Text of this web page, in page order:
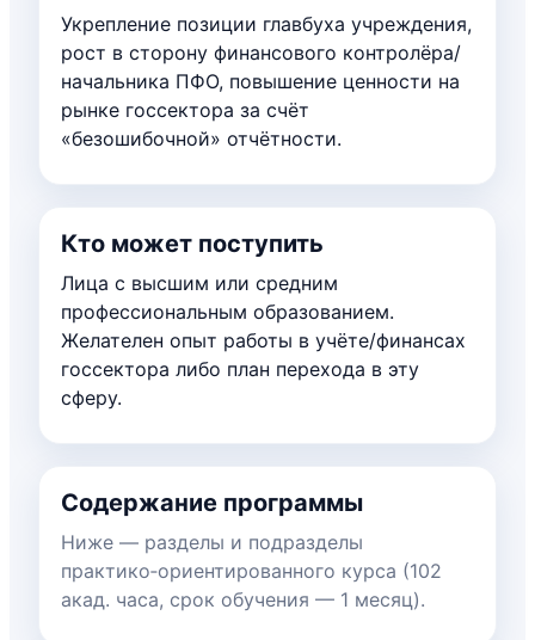
Укрепление позиции главбуха учреждения,
рост в сторону финансового контролёра/
начальника ПФО, повышение ценности на
рынке госсектора за счёт
«безошибочной» отчётности.
Кто может поступить
Лица с высшим или средним
профессиональным образованием.
Желателен опыт работы в учёте/финансах
госсектора либо план перехода в эту
сферу.
Содержание программы
Ниже — разделы и подразделы
практико‑ориентированного курса (102
акад. часа, срок обучения — 1 месяц).